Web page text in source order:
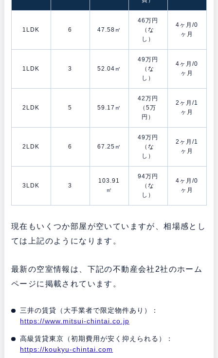
1LDK 6 47.58㎡
46万円
（な
し）
4ヶ月/0
ヶ月
1LDK 3 52.04㎡
49万円
（な
し）
4ヶ月/0
ヶ月
2LDK 5 59.17㎡
42万円
（5万
円）
2ヶ月/1
ヶ月
2LDK 6 67.25㎡
49万円
（な
し）
2ヶ月/1
ヶ月
3LDK 3
103.91
㎡
94万円
（な
し）
4ヶ月/0
ヶ月
現在もいくつか部屋が空いていますが、相場感とし
ては上記のようになります。
最新の空室情報は、下記の不動産会社2社のホーム
ページに掲載されています。
三井の賃貸（大手業者で限定物件あり）：
https://www.mitsui-chintai.co.jp
高級賃貸東京（初期費用が安く抑えられる）：
https://koukyu-chintai.com